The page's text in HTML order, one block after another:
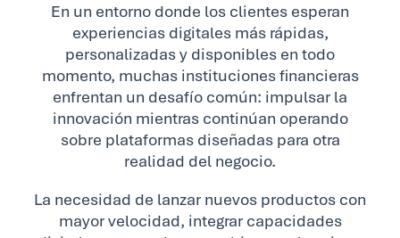
En un entorno donde los clientes esperan
experiencias digitales más rápidas,
personalizadas y disponibles en todo
momento, muchas instituciones financieras
enfrentan un desafío común: impulsar la
innovación mientras continúan operando
sobre plataformas diseñadas para otra
realidad del negocio.
La necesidad de lanzar nuevos productos con
mayor velocidad, integrar capacidades